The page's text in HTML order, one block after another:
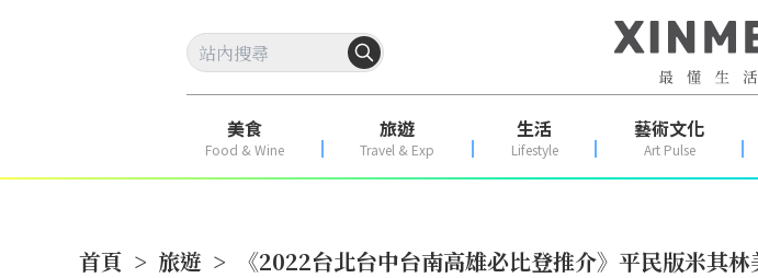
美食
Food & Wine
旅遊
Travel & Exp
生活
Lifestyle
藝術文化
Art Pulse
首頁 > 旅遊 > 《2022台北台中台南高雄必比登推介》平民版米其